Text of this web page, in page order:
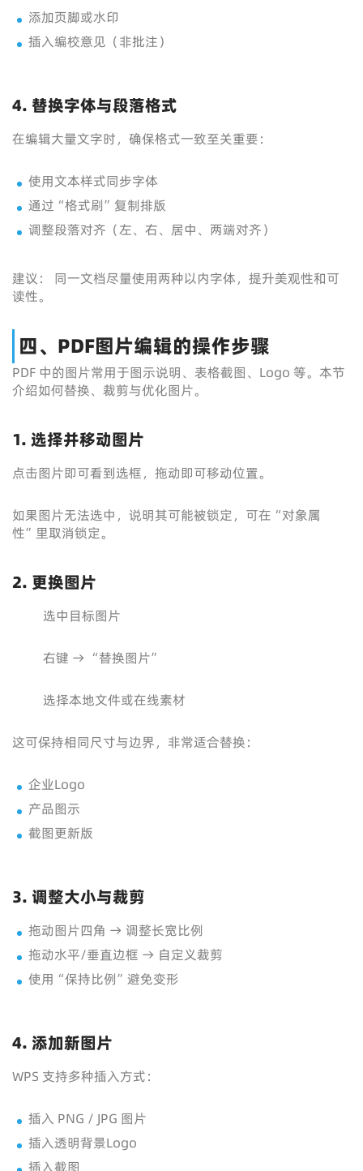
添加页脚或水印
插入编校意见（非批注）
4. 替换字体与段落格式
在编辑大量文字时，确保格式一致至关重要：
使用文本样式同步字体
通过“格式刷”复制排版
调整段落对齐（左、右、居中、两端对齐）
建议： 同一文档尽量使用两种以内字体，提升美观性和可
读性。
四、PDF图片编辑的操作步骤
PDF 中的图片常用于图示说明、表格截图、Logo 等。本节
介绍如何替换、裁剪与优化图片。
1. 选择并移动图片
点击图片即可看到选框，拖动即可移动位置。
如果图片无法选中，说明其可能被锁定，可在“对象属
性”里取消锁定。
2. 更换图片
选中目标图片
右键 → “替换图片”
选择本地文件或在线素材
这可保持相同尺寸与边界，非常适合替换：
企业Logo
产品图示
截图更新版
3. 调整大小与裁剪
拖动图片四角 → 调整长宽比例
拖动水平/垂直边框 → 自定义裁剪
使用“保持比例”避免变形
4. 添加新图片
WPS 支持多种插入方式：
插入 PNG / JPG 图片
插入透明背景Logo
插入截图